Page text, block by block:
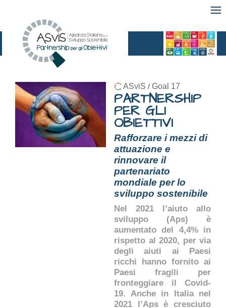
ASviS / Goal 17
PARTNERSHIP
PER GLI
OBIETTIVI
Rafforzare i mezzi di
attuazione e
rinnovare il
partenariato
mondiale per lo
sviluppo sostenibile
Nel 2021 l’aiuto allo
sviluppo (Aps) è
aumentato del 4,4% in
rispetto al 2020, per via
degli aiuti ai Paesi
ricchi hanno fornito ai
Paesi fragili per
fronteggiare il Covid-
19. Anche in Italia nel
2021 l’Aps è cresciuto